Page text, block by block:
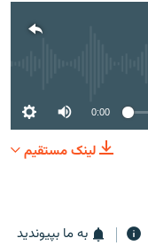
0:00
لینک مستقیم
به ما بپیوندید